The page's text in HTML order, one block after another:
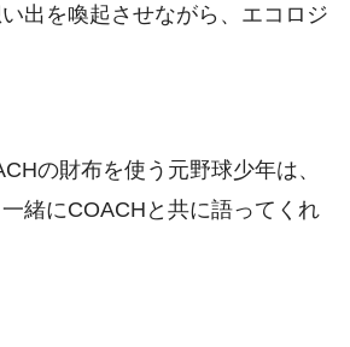
出を喚起させながら、エコロジ
の財布を使う元野球少年は、
緒にCOACHと共に語ってくれ